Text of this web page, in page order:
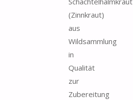
(Zinnkraut)
aus
Wildsammlung
in
Qualität
zur
Zubereitung